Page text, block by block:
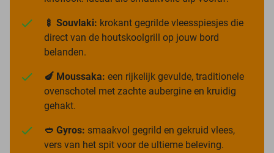
🍢 Souvlaki: krokant gegrilde vleesspiesjes die
direct van de houtskoolgrill op jouw bord
belanden.
🍆 Moussaka: een rijkelijk gevulde, traditionele
ovenschotel met zachte aubergine en kruidig
gehakt.
🥙 Gyros: smaakvol gegrild en gekruid vlees,
vers van het spit voor de ultieme beleving.